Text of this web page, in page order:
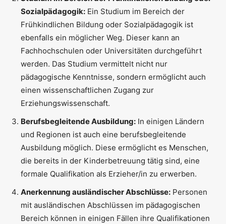
Sozialpädagogik: Ein Studium im Bereich der
Frühkindlichen Bildung oder Sozialpädagogik ist
ebenfalls ein möglicher Weg. Dieser kann an
Fachhochschulen oder Universitäten durchgeführt
werden. Das Studium vermittelt nicht nur
pädagogische Kenntnisse, sondern ermöglicht auch
einen wissenschaftlichen Zugang zur
Erziehungswissenschaft.
Berufsbegleitende Ausbildung: In einigen Ländern
und Regionen ist auch eine berufsbegleitende
Ausbildung möglich. Diese ermöglicht es Menschen,
die bereits in der Kinderbetreuung tätig sind, eine
formale Qualifikation als Erzieher/in zu erwerben.
Anerkennung ausländischer Abschlüsse: Personen
mit ausländischen Abschlüssen im pädagogischen
Bereich können in einigen Fällen ihre Qualifikationen